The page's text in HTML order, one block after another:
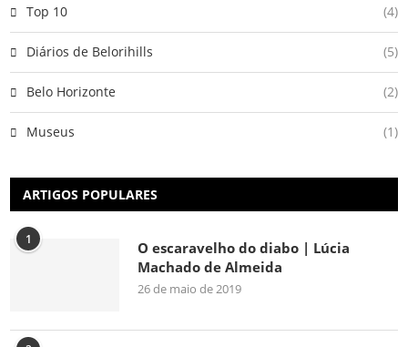
Top 10 (4)
Diários de Belorihills (5)
Belo Horizonte (2)
Museus (1)
ARTIGOS POPULARES
1
O escaravelho do diabo | Lúcia
Machado de Almeida
26 de maio de 2019